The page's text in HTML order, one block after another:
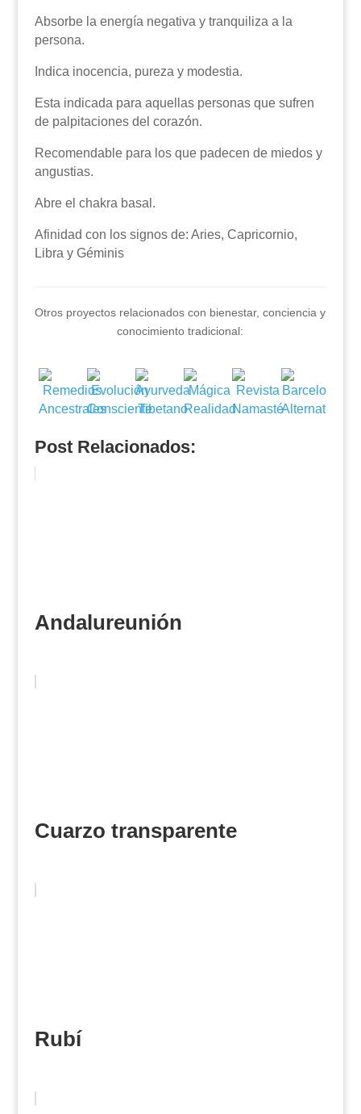
Absorbe la energía negativa y tranquiliza a la
persona.
Indica inocencia, pureza y modestia.
Esta indicada para aquellas personas que sufren
de palpitaciones del corazón.
Recomendable para los que padecen de miedos y
angustias.
Abre el chakra basal.
Afinidad con los signos de: Aries, Capricornio,
Libra y Géminis
Otros proyectos relacionados con bienestar, conciencia y
conocimiento tradicional:
Post Relacionados:
Andalureunión
Cuarzo transparente
Rubí